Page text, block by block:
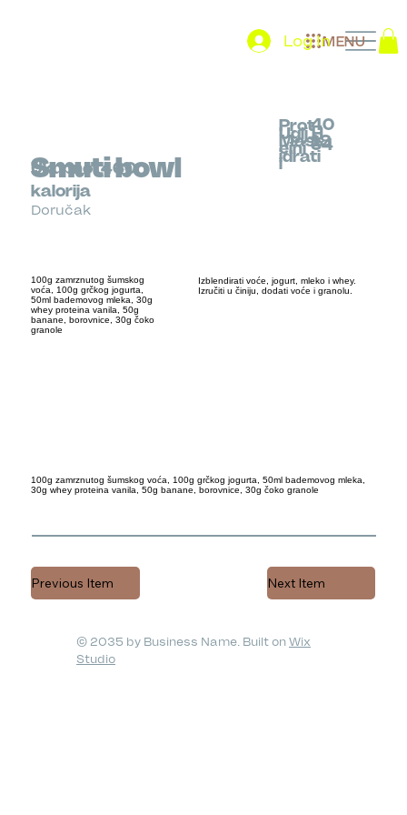
MENU
Log In
Smuti bowl
Doručak
Ukupno
kalorija
460
Prot
eini
Uglj.H
idrati
40
Mast
i
34
18
100g zamrznutog šumskog
voća, 100g grčkog jogurta,
50ml bademovog mleka, 30g
whey proteina vanila, 50g
banane, borovnice, 30g čoko
granole
Izblendirati voće, jogurt, mleko i whey.
Izručiti u činiju, dodati voće i granolu.
100g zamrznutog šumskog voća, 100g grčkog jogurta, 50ml bademovog mleka,
30g whey proteina vanila, 50g banane, borovnice, 30g čoko granole
Previous Item Next Item
© 2035 by Business Name. Built on Wix
Studio